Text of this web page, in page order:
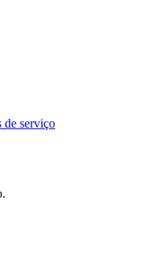
de serviço